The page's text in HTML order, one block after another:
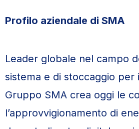
Profilo aziendale di SMA
Leader globale nel campo
sistema e di stoccaggio per
Gruppo SMA crea oggi le
l’approvvigionamento di